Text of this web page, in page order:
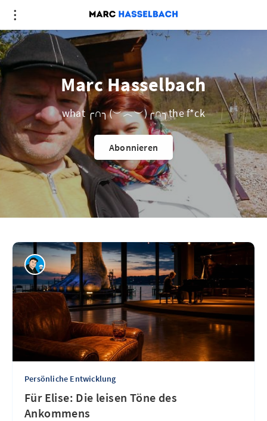
Marc Hasselbach
what ╭∩╮(︶︿︶)╭∩╮the f*ck
Abonnieren
Persönliche Entwicklung
Für Elise: Die leisen Töne des
Ankommens